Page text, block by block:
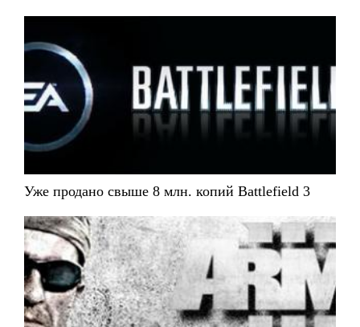
Уже продано свыше 8 млн. копий Battlefield 3